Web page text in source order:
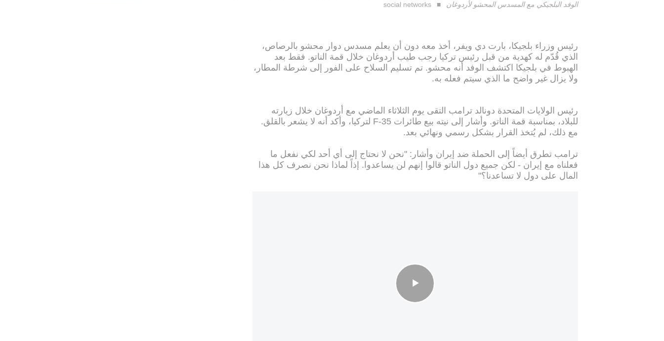
الوفد البلجيكي مع المسدس المحشو لأردوغان social networks
رئيس وزراء بلجيكا، بارت دي ويفر، أخذ معه دون أن يعلم مسدس دوار محشو بالرصاص،
الذي قُدّم له كهدية من قبل رئيس تركيا رجب طيب أردوغان خلال قمة الناتو. فقط بعد
الهبوط في بلجيكا اكتشف الوفد أنه محشو. تم تسليم السلاح على الفور إلى شرطة المطار،
ولا يزال غير واضح ما الذي سيتم فعله به.
رئيس الولايات المتحدة دونالد ترامب التقى يوم الثلاثاء الماضي مع أردوغان خلال زيارته
للبلاد، بمناسبة قمة الناتو. وأشار إلى نيته بيع طائرات F-35 لتركيا، وأكد أنه لا يشعر بالقلق.
مع ذلك، لم يُتخذ القرار بشكل رسمي ونهائي بعد.
ترامب تطرق أيضاً إلى الحملة ضد إيران وأشار: "نحن لا نحتاج إلى أي أحد لكي نفعل ما
فعلناه مع إيران - لكن جميع دول الناتو قالوا إنهم لن يساعدوا. إذاً لماذا نحن نصرف كل هذا
المال على دول لا تساعدنا؟"